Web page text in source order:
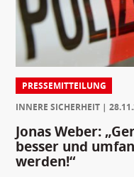
PRESSEMITTEILUNG
INNERE SICHERHEIT
Jonas Weber:
besser und
werden!“